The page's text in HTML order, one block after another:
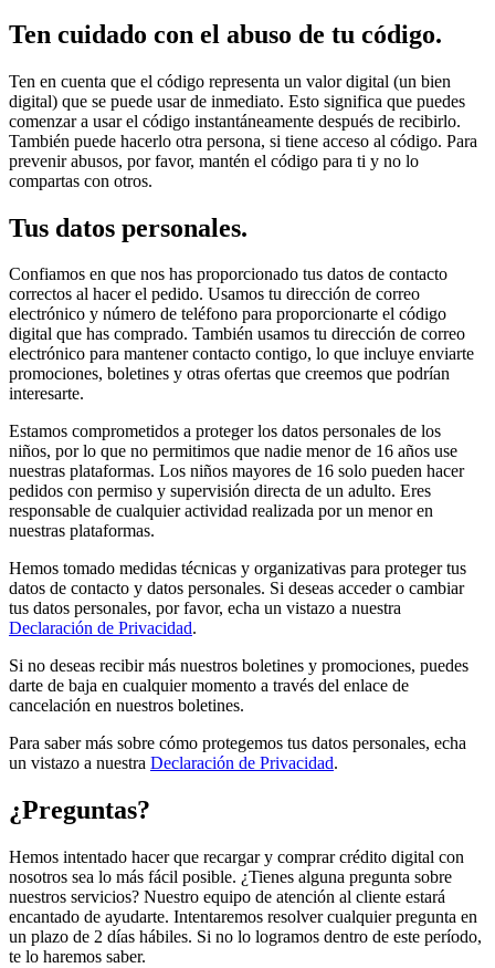
Ten cuidado con el abuso de tu código.
Ten en cuenta que el código representa un valor digital (un bien
digital) que se puede usar de inmediato. Esto significa que puedes
comenzar a usar el código instantáneamente después de recibirlo.
También puede hacerlo otra persona, si tiene acceso al código. Para
prevenir abusos, por favor, mantén el código para ti y no lo
compartas con otros.
Tus datos personales.
Confiamos en que nos has proporcionado tus datos de contacto
correctos al hacer el pedido. Usamos tu dirección de correo
electrónico y número de teléfono para proporcionarte el código
digital que has comprado. También usamos tu dirección de correo
electrónico para mantener contacto contigo, lo que incluye enviarte
promociones, boletines y otras ofertas que creemos que podrían
interesarte.
Estamos comprometidos a proteger los datos personales de los
niños, por lo que no permitimos que nadie menor de 16 años use
nuestras plataformas. Los niños mayores de 16 solo pueden hacer
pedidos con permiso y supervisión directa de un adulto. Eres
responsable de cualquier actividad realizada por un menor en
nuestras plataformas.
Hemos tomado medidas técnicas y organizativas para proteger tus
datos de contacto y datos personales. Si deseas acceder o cambiar
tus datos personales, por favor, echa un vistazo a nuestra
Declaración de Privacidad.
Si no deseas recibir más nuestros boletines y promociones, puedes
darte de baja en cualquier momento a través del enlace de
cancelación en nuestros boletines.
Para saber más sobre cómo protegemos tus datos personales, echa
un vistazo a nuestra Declaración de Privacidad.
¿Preguntas?
Hemos intentado hacer que recargar y comprar crédito digital con
nosotros sea lo más fácil posible. ¿Tienes alguna pregunta sobre
nuestros servicios? Nuestro equipo de atención al cliente estará
encantado de ayudarte. Intentaremos resolver cualquier pregunta en
un plazo de 2 días hábiles. Si no lo logramos dentro de este período,
te lo haremos saber.